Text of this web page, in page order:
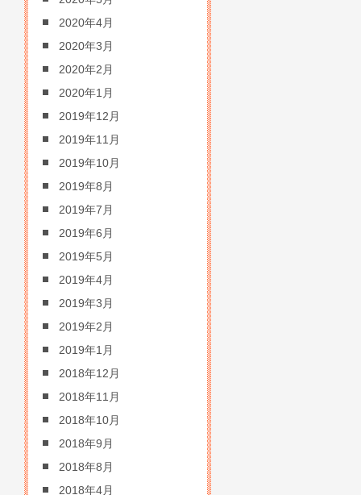
2020年4月
2020年3月
2020年2月
2020年1月
2019年12月
2019年11月
2019年10月
2019年8月
2019年7月
2019年6月
2019年5月
2019年4月
2019年3月
2019年2月
2019年1月
2018年12月
2018年11月
2018年10月
2018年9月
2018年8月
2018年4月